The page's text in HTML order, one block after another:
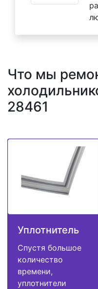
Что мы
28461
Уплотнитель
Спустя большое
количество
времени,
уплотнители